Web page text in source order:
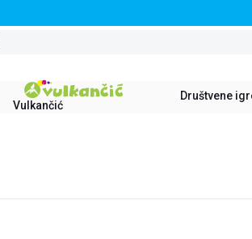
Vulkančić
Društvene